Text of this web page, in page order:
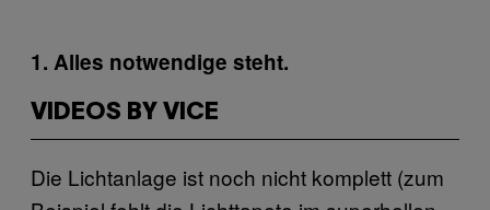
1. Alles notwendige steht.
VIDEOS BY VICE
Die Lichtanlage ist noch nicht komplett (zum